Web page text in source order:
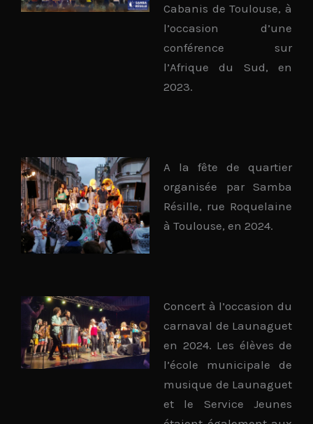
Cabanis de Toulouse, à
l’occasion d’une
conférence sur
l’Afrique du Sud, en
2023.
A la fête de quartier
organisée par Samba
Résille, rue Roquelaine
à Toulouse, en 2024.
Concert à l’occasion du
carnaval de Launaguet
en 2024. Les élèves de
l’école municipale de
musique de Launaguet
et le Service Jeunes